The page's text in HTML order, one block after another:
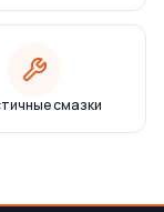
смазки